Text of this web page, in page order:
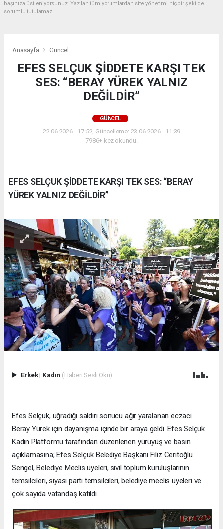
başınıza üstleniyorsunuz. Yazılan tüm yorumlardan site yönetimi hiçbir şekilde
sorumlu tutulamaz.
Anasayfa Güncel
EFES SELÇUK ŞİDDETE KARŞI TEK
SES: “BERAY YÜREK YALNIZ
DEĞİLDİR”
GÜNCEL
22.06.2026 - 17:52, Güncelleme: 23.06.2026 - 11:39
7986+ kez okundu.
EFES SELÇUK ŞİDDETE KARŞI TEK SES: “BERAY
YÜREK YALNIZ DEĞİLDİR”
Erkek| Kadın (Haberi Sesli Oku)
Efes Selçuk, uğradığı saldırı sonucu ağır yaralanan eczacı
Beray Yürek için dayanışma içinde bir araya geldi. Efes Selçuk
Kadın Platformu tarafından düzenlenen yürüyüş ve basın
açıklamasına; Efes Selçuk Belediye Başkanı Filiz Ceritoğlu
Sengel, Belediye Meclis üyeleri, sivil toplum kuruluşlarının
temsilcileri, siyasi parti temsilcileri, belediye meclis üyeleri ve
çok sayıda vatandaş katıldı.